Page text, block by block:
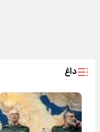
داغ